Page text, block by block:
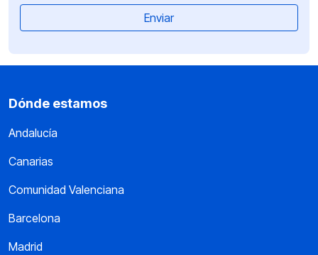
Dónde estamos
Andalucía
Canarias
Comunidad Valenciana
Barcelona
Madrid